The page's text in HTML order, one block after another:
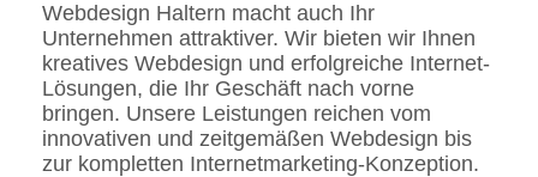
Webdesign Haltern macht auch Ihr
Unternehmen attraktiver. Wir bieten wir Ihnen
kreatives Webdesign und erfolgreiche Internet-
Lösungen, die Ihr Geschäft nach vorne
bringen. Unsere Leistungen reichen vom
innovativen und zeitgemäßen Webdesign bis
zur kompletten Internetmarketing-Konzeption.